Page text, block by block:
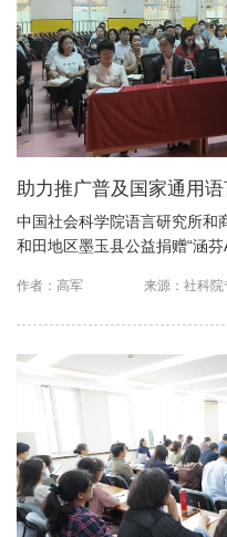
助力推广普及国家通用
中国社会科学院语言研究所和
和田地区墨玉县公益捐赠“涵
作者：高军 来源：社科